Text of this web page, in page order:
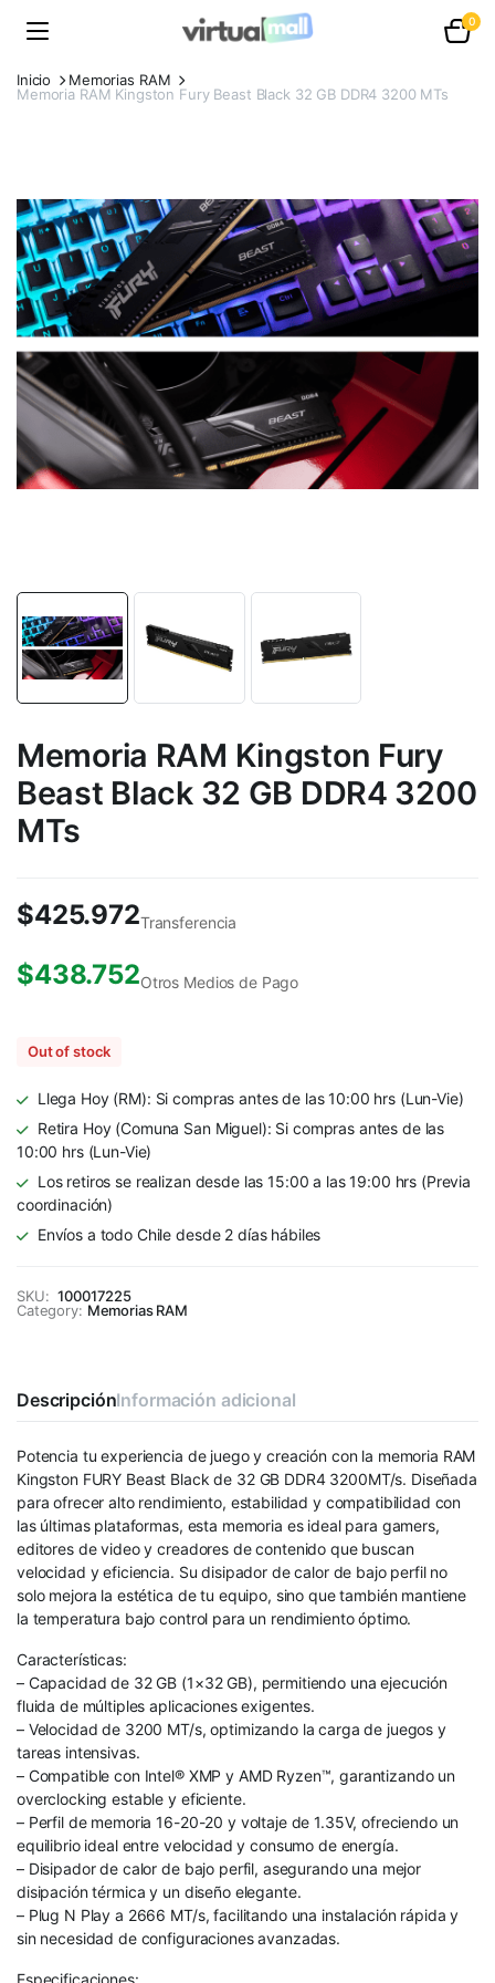
0
Inicio
Memorias RAM
Memoria RAM Kingston Fury Beast Black 32 GB DDR4 3200 MTs
Memoria RAM Kingston Fury
Beast Black 32 GB DDR4 3200
MTs
$425.972Transferencia
$438.752Otros Medios de Pago
Out of stock
Llega Hoy (RM): Si compras antes de las 10:00 hrs (Lun-Vie)
Retira Hoy (Comuna San Miguel): Si compras antes de las
10:00 hrs (Lun-Vie)
Los retiros se realizan desde las 15:00 a las 19:00 hrs (Previa
coordinación)
Envíos a todo Chile desde 2 días hábiles
SKU: 100017225
Category: Memorias RAM
DescripciónInformación adicional
Potencia tu experiencia de juego y creación con la memoria RAM
Kingston FURY Beast Black de 32 GB DDR4 3200MT/s. Diseñada
para ofrecer alto rendimiento, estabilidad y compatibilidad con
las últimas plataformas, esta memoria es ideal para gamers,
editores de video y creadores de contenido que buscan
velocidad y eficiencia. Su disipador de calor de bajo perfil no
solo mejora la estética de tu equipo, sino que también mantiene
la temperatura bajo control para un rendimiento óptimo.
Características:
– Capacidad de 32 GB (1×32 GB), permitiendo una ejecución
fluida de múltiples aplicaciones exigentes.
– Velocidad de 3200 MT/s, optimizando la carga de juegos y
tareas intensivas.
– Compatible con Intel® XMP y AMD Ryzen™, garantizando un
overclocking estable y eficiente.
– Perfil de memoria 16-20-20 y voltaje de 1.35V, ofreciendo un
equilibrio ideal entre velocidad y consumo de energía.
– Disipador de calor de bajo perfil, asegurando una mejor
disipación térmica y un diseño elegante.
– Plug N Play a 2666 MT/s, facilitando una instalación rápida y
sin necesidad de configuraciones avanzadas.
Especificaciones: